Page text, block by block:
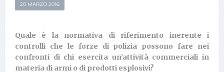
20 MARZO 2016
Quale è la normativa di riferimento inerente i
controlli che le forze di polizia possono fare nei
confronti di chi esercita un’attività commerciali in
materia di armi o di prodotti esplosivi?